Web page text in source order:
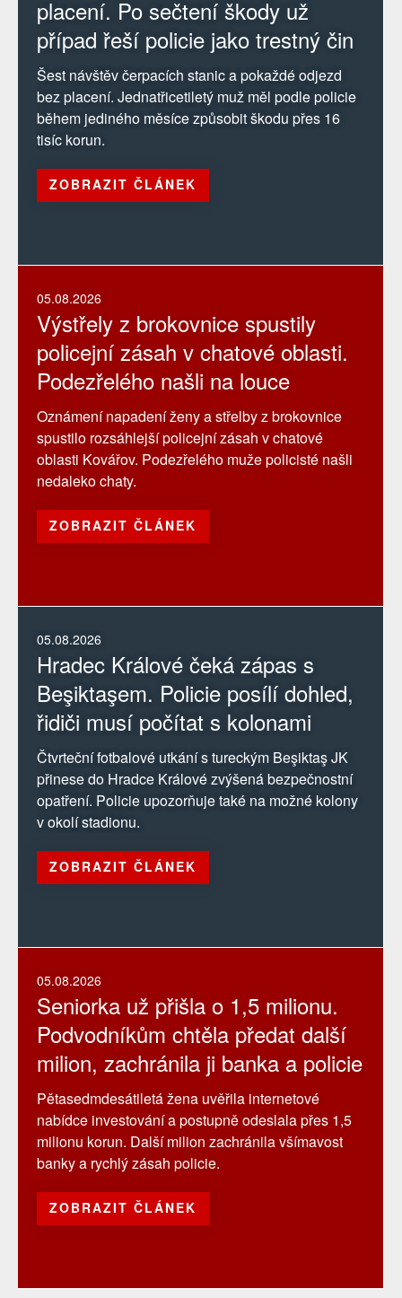
placení. Po sečtení škody už
případ řeší policie jako trestný čin
Šest návštěv čerpacích stanic a pokaždé odjezd
bez placení. Jednatřicetiletý muž měl podle policie
během jediného měsíce způsobit škodu přes 16
tisíc korun.
ZOBRAZIT ČLÁNEK
05.08.2026
Hradec Králové čeká zápas s
Beşiktaşem. Policie posílí dohled,
řidiči musí počítat s kolonami
Čtvrteční fotbalové utkání s tureckým Beşiktaş JK
přinese do Hradce Králové zvýšená bezpečnostní
opatření. Policie upozorňuje také na možné kolony
v okolí stadionu.
ZOBRAZIT ČLÁNEK
05.08.2026
Seniorka už přišla o 1,5 milionu.
Podvodníkům chtěla předat další
milion, zachránila ji banka a policie
Pětasedmdesátiletá žena uvěřila internetové
nabídce investování a postupně odeslala přes 1,5
milionu korun. Další milion zachránila všímavost
banky a rychlý zásah policie.
ZOBRAZIT ČLÁNEK
05.08.2026
Výstřely z brokovnice spustily
policejní zásah v chatové oblasti.
Podezřelého našli na louce
Oznámení napadení ženy a střelby z brokovnice
spustilo rozsáhlejší policejní zásah v chatové
oblasti Kovářov. Podezřelého muže policisté našli
nedaleko chaty.
ZOBRAZIT ČLÁNEK